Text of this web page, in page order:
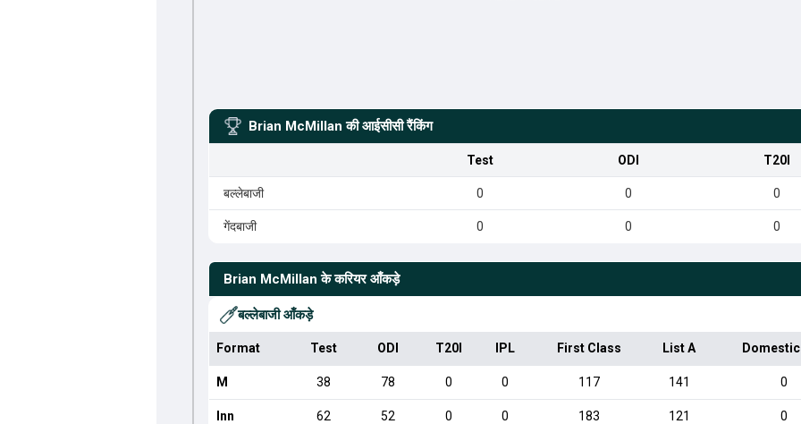
Brian McMillan की आईसीसी रैंकिंग
Test ODI T20I
बल्लेबाजी 0 0 0
गेंदबाजी 0 0 0
Brian McMillan के करियर आँकड़े
बल्लेबाजी आँकड़े
Format Test ODI T20I IPL First Class List A
M 38 78 0 0 117 141 0
Inn 62 52 0 0 183 121 0